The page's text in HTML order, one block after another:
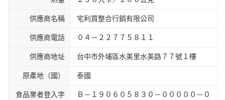
供應商名稱 宅利買整合行銷有限公司
供應商電話 ０４－２２７７５８１１
供應商地址 台中市外埔區水美里水美路７７號１樓
原產地（國） 泰國
食品業者登入字
Ｂ－１９０６０５８３０－０００００－０